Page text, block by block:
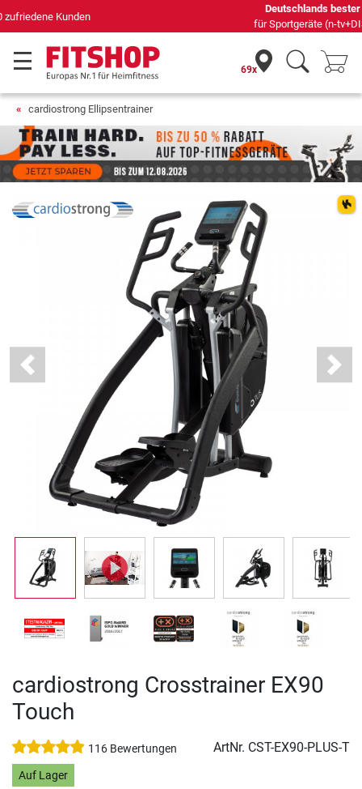
für Sportgeräte (n-tv+DISQ 2016-2024)
69x
cardiostrong Ellipsentrainer
Previous Next
cardiostrong Crosstrainer EX90
Touch
116 Bewertungen ArtNr. CST-EX90-PLUS-T
Auf Lager